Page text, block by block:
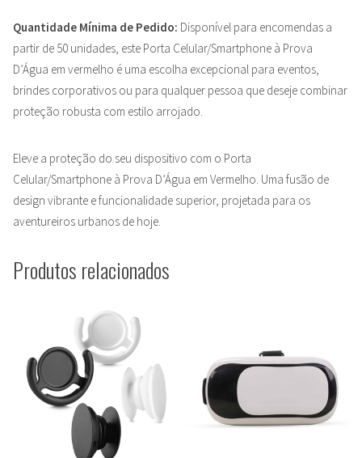
Quantidade Mínima de Pedido: Disponível para encomendas a
partir de 50 unidades, este Porta Celular/Smartphone à Prova
D’Água em vermelho é uma escolha excepcional para eventos,
brindes corporativos ou para qualquer pessoa que deseje combinar
proteção robusta com estilo arrojado.
Eleve a proteção do seu dispositivo com o Porta
Celular/Smartphone à Prova D’Água em Vermelho. Uma fusão de
design vibrante e funcionalidade superior, projetada para os
aventureiros urbanos de hoje.
Produtos relacionados